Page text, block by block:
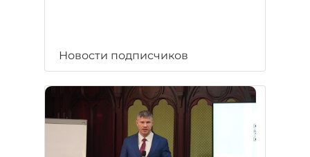
Новости подписчиков